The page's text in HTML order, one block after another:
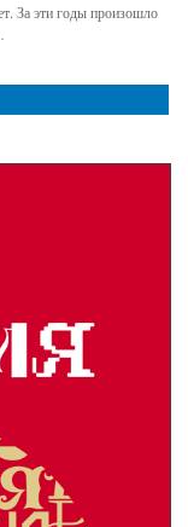
За эти годы произошло